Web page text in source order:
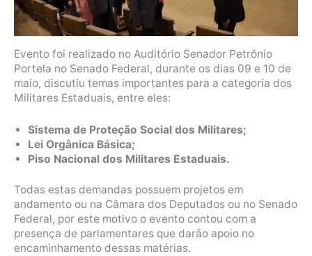
Evento foi realizado no Auditório Senador Petrônio
Portela no Senado Federal, durante os dias 09 e 10 de
maio, discutiu temas importantes para a categoria dos
Militares Estaduais, entre eles:
Sistema de Proteção Social dos Militares;
Lei Orgânica Básica;
Piso Nacional dos Militares Estaduais.
Todas estas demandas possuem projetos em
andamento ou na Câmara dos Deputados ou no Senado
Federal, por este motivo o evento contou com a
presença de parlamentares que darão apoio no
encaminhamento dessas matérias.